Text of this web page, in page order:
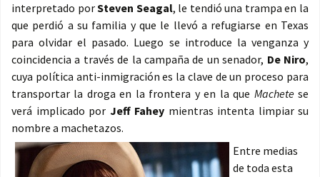
interpretado porSteven Seagal, le tendió una trampa en la
que perdió a su familia y que le llevó a refugiarse en Texas
para olvidar el pasado. Luego se introduce la venganza y
coincidencia a través de la campaña de un senador, De Niro,
cuya política anti-inmigración es la clave de un proceso para
transportar la droga en la frontera y en la que Machetese
verá implicado por Jeff Fahey mientras intenta limpiar su
nombre a machetazos.
Entre medias
de toda esta